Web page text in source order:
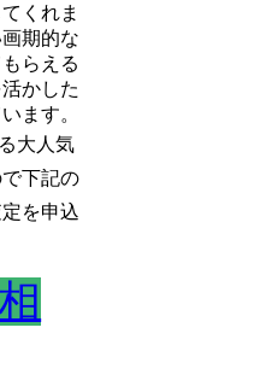
くれま
期的な
らえる
かした
ます。
大人気
下記の
を申込